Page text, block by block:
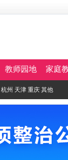
教师园地 家庭
杭州 天津 重庆 其他